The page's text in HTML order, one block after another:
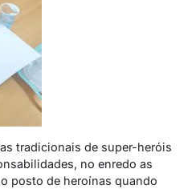
tradicionais de super-heróis
no enredo as
posto de heroínas quando